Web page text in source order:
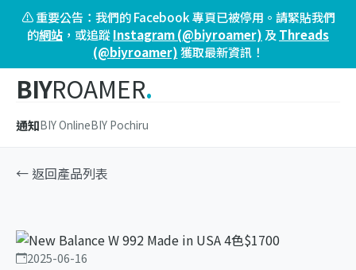
⚠️ 重要公告：我們的 Facebook 專頁已被停用。請緊貼我們
的網站 ，或追蹤Instagram (@biyroamer) 及 Threads
(@biyroamer)獲取最新資訊！
BIYROAMER.
通知BIY OnlineBIY Pochiru
← 返回產品列表
2025-06-16